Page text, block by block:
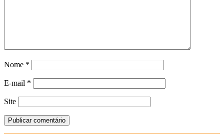
Nome *
E-mail *
Site